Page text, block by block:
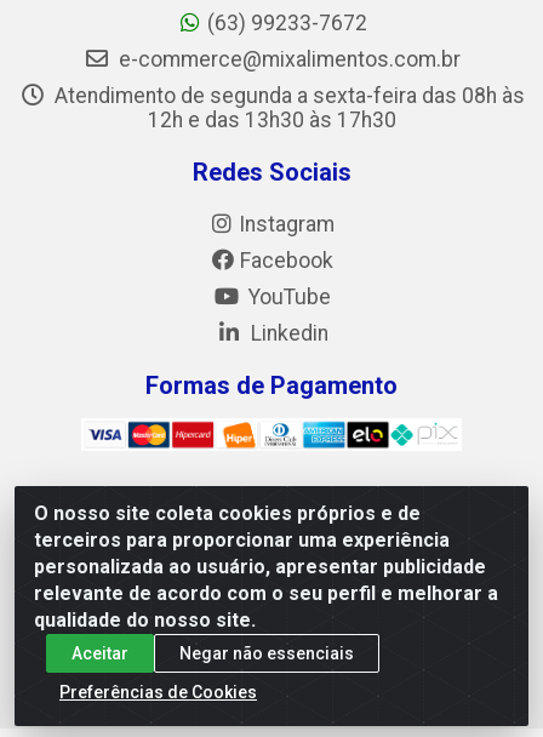
O nosso site coleta cookies próprios e de
terceiros para proporcionar uma experiência
personalizada ao usuário, apresentar publicidade
relevante de acordo com o seu perfil e melhorar a
qualidade do nosso site.
Aceitar
Negar não essenciais
Preferências de Cookies
(63) 99233-7672
e-commerce@mixalimentos.com.br
Atendimento de segunda a sexta-feira das 08h às
12h e das 13h30 às 17h30
Redes Sociais
Instagram
Facebook
YouTube
Linkedin
Formas de Pagamento
Mix Alimentos LTDA - Quadra Asr Ne 55 (412 Norte), Alameda
02, S/N - Plano Diretor Norte, Palmas/TO - CEP 77.006-540 -
CNPJ 05.922.500/0001-02